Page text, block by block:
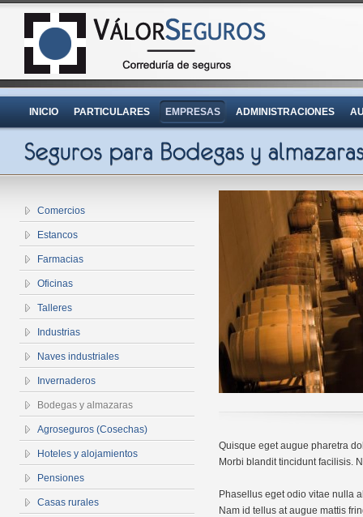
INICIO PARTICULARES EMPRESAS ADMINISTRACIONES
Quisque eget augue pharetra
Morbi blandit tincidunt facilisis.
Phasellus eget odio vitae nulla
Nam id tellus at augue mattis
Comercios
Estancos
Farmacias
Oficinas
Talleres
Industrias
Naves industriales
Invernaderos
Bodegas y almazaras
Agroseguros (Cosechas)
Hoteles y alojamientos
Pensiones
Casas rurales